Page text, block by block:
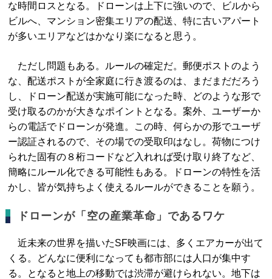
な時間ロスとなる。ドローンは上下に強いので、ビルから
ビルへ、マンション密集エリアの配送、特に古いアパート
が多いエリアなどはかなり楽になると思う。
ただし問題もある。ルールの確定だ。郵便ポストのよう
な、配送ポストが全家庭に行き渡るのは、まだまだだろう
し、ドローン配送が実施可能になった時、どのような形で
受け取るのかが大きなポイントとなる。案外、ユーザーか
らの電話でドローンが発進。この時、何らかの形でユーザ
ー認証されるので、その場での受取印はなし。荷物につけ
られた固有の８桁コードなど入れれば受け取り終了など、
簡略にルール化できる可能性もある。ドローンの特性を活
かし、皆が気持ちよく使えるルールができることを願う。
ドローンが「空の産業革命」であるワケ
近未来の世界を描いたSF映画には、多くエアカーが出て
くる。どんなに便利になっても都市部には人口が集中す
る。となると地上の移動では渋滞が避けられない。地下は